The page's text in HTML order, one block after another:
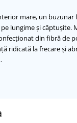
mare, un buzunar
lungime și căptușite.
din fibră de
ridicată la frecare și